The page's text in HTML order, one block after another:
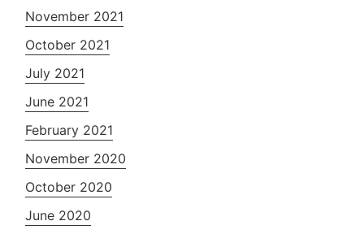
November 2021
October 2021
July 2021
June 2021
February 2021
November 2020
October 2020
June 2020